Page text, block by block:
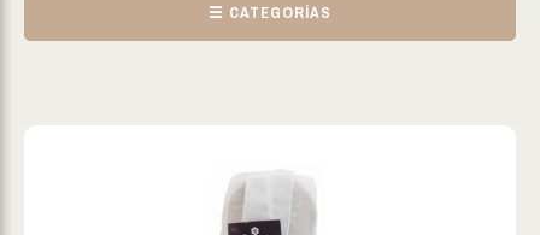
☰ CATEGORÍAS